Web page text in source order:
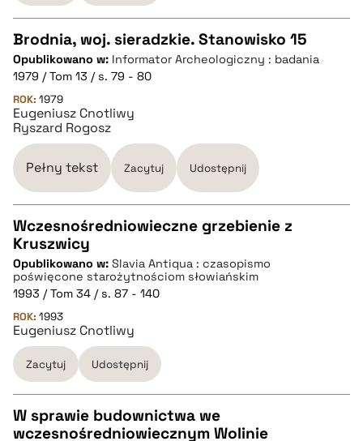
pobierz cytat
CZYSTY TEKST
pobierz cytat
BIBTEX
Brodnia, woj. sieradzkie. Stanowisko 15
Opublikowano w: Informator Archeologiczny : badania
1979 / Tom 13 / s. 79 - 80
ROK: 1979
Eugeniusz Cnotliwy
Ryszard Rogosz
Pełny tekst Zacytuj Udostępnij
CZYSTY TEKST
pobierz cytat
BIBTEX
pobierz cytat
Wczesnośredniowieczne grzebienie z
Kruszwicy
Opublikowano w: Slavia Antiqua : czasopismo
poświęcone starożytnościom słowiańskim
1993 / Tom 34 / s. 87 - 140
ROK: 1993
Eugeniusz Cnotliwy
Zacytuj Udostępnij
W sprawie budownictwa we
wczesnośredniowiecznym Wolinie